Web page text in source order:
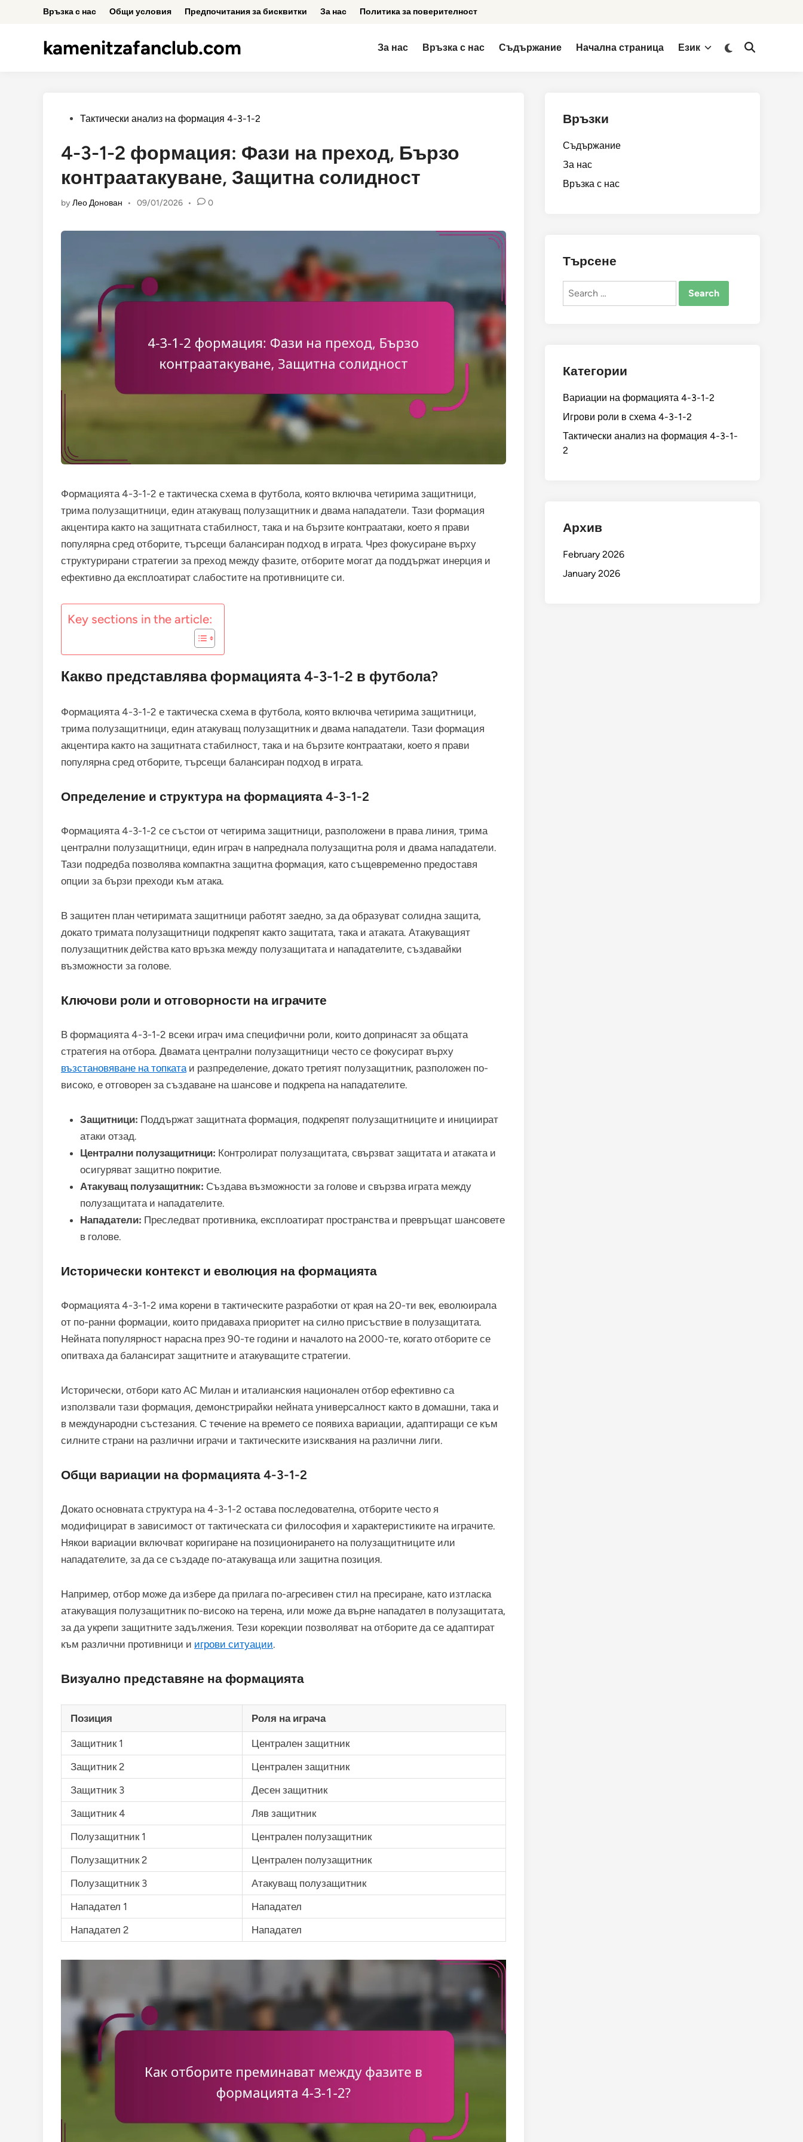
Връзка с нас Общи условия Предпочитания за бисквитки За нас Политика за поверителност
kamenitzafanclub.com За нас Връзка с нас Съдържание Начална страница Език
Switch
Open
PostedТактически анализ на формация 4-3-1-2
4-3-1-2 формация: Фази на преход, Бързо
контраатакуване, Защитна солидност
byЛео Донован • 09/01/2026 • 0
Формацията 4-3-1-2 е тактическа схема в футбола, която включва четирима защитници,
трима полузащитници, един атакуващ полузащитник и двама нападатели. Тази формация
акцентира както на защитната стабилност, така и на бързите контраатаки, което я прави
популярна сред отборите, търсещи балансиран подход в играта. Чрез фокусиране върху
структурирани стратегии за преход между фазите, отборите могат да поддържат инерция и
ефективно да експлоатират слабостите на противниците си.
Key sections in the article:
Какво представлява формацията 4-3-1-2 в футбола?
Формацията 4-3-1-2 е тактическа схема в футбола, която включва четирима защитници,
трима полузащитници, един атакуващ полузащитник и двама нападатели. Тази формация
акцентира както на защитната стабилност, така и на бързите контраатаки, което я прави
популярна сред отборите, търсещи балансиран подход в играта.
Определение и структура на формацията 4-3-1-2
Формацията 4-3-1-2 се състои от четирима защитници, разположени в права линия, трима
централни полузащитници, един играч в напреднала полузащитна роля и двама нападатели.
Тази подредба позволява компактна защитна формация, като същевременно предоставя
опции за бързи преходи към атака.
В защитен план четиримата защитници работят заедно, за да образуват солидна защита,
докато тримата полузащитници подкрепят както защитата, така и атаката. Атакуващият
полузащитник действа като връзка между полузащитата и нападателите, създавайки
възможности за голове.
Ключови роли и отговорности на играчите
В формацията 4-3-1-2 всеки играч има специфични роли, които допринасят за общата
стратегия на отбора. Двамата централни полузащитници често се фокусират върху
възстановяване на топкатаи разпределение, докато третият полузащитник, разположен по-
високо, е отговорен за създаване на шансове и подкрепа на нападателите.
Защитници: Поддържат защитната формация, подкрепят полузащитниците и инициират
атаки отзад.
Централни полузащитници: Контролират полузащитата, свързват защитата и атаката и
осигуряват защитно покритие.
Атакуващ полузащитник: Създава възможности за голове и свързва играта между
полузащитата и нападателите.
Нападатели: Преследват противника, експлоатират пространства и превръщат шансовете
в голове.
Исторически контекст и еволюция на формацията
Формацията 4-3-1-2 има корени в тактическите разработки от края на 20-ти век, еволюирала
от по-ранни формации, които придаваха приоритет на силно присъствие в полузащитата.
Нейната популярност нарасна през 90-те години и началото на 2000-те, когато отборите се
опитваха да балансират защитните и атакуващите стратегии.
Исторически, отбори като АС Милан и италианския национален отбор ефективно са
използвали тази формация, демонстрирайки нейната универсалност както в домашни, така и
в международни състезания. С течение на времето се появиха вариации, адаптиращи се към
силните страни на различни играчи и тактическите изисквания на различни лиги.
Общи вариации на формацията 4-3-1-2
Докато основната структура на 4-3-1-2 остава последователна, отборите често я
модифицират в зависимост от тактическата си философия и характеристиките на играчите.
Някои вариации включват коригиране на позиционирането на полузащитниците или
нападателите, за да се създаде по-атакуваща или защитна позиция.
Например, отбор може да избере да прилага по-агресивен стил на пресиране, като изтласка
атакуващия полузащитник по-високо на терена, или може да върне нападател в полузащитата,
за да укрепи защитните задължения. Тези корекции позволяват на отборите да се адаптират
към различни противници и игрови ситуации.
Визуално представяне на формацията
Позиция Роля на играча
Защитник 1
Централен защитник
Защитник 2
Централен защитник
Защитник 3
Десен защитник
Защитник 4
Ляв защитник
Полузащитник 1
Централен полузащитник
Полузащитник 2
Централен полузащитник
Полузащитник 3
Атакуващ полузащитник
Нападател 1
Нападател
Нападател 2
Нападател
Връзки
Съдържание
За нас
Връзка с нас
Търсене
Search
Категории
Вариации на формацията 4-3-1-2
Игрови роли в схема 4-3-1-2
Тактически анализ на формация 4-3-1-
2
Архив
February 2026
January 2026